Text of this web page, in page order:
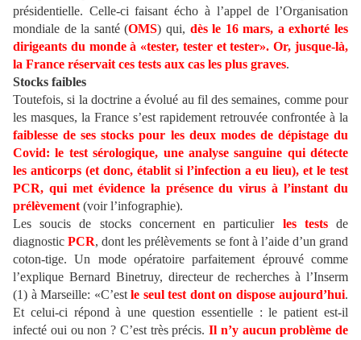
présidentielle. Celle-ci faisant écho à l’appel de l’Organisation
mondiale de la santé (OMS) qui, dès le 16 mars, a exhorté les
dirigeants du monde à «tester, tester et tester». Or, jusque-là,
la France réservait ces tests aux cas les plus graves.
Stocks faibles
Toutefois, si la doctrine a évolué au fil des semaines, comme pour
les masques, la France s’est rapidement retrouvée confrontée à la
faiblesse de ses stocks pour les deux modes de dépistage du
Covid: le test sérologique, une analyse sanguine qui détecte
les anticorps (et donc, établit si l’infection a eu lieu), et le test
PCR, qui met évidence la présence du virus à l’instant du
prélèvement (voir l’infographie).
Les soucis de stocks concernent en particulier les testsde
diagnostic PCR, dont les prélèvements se font à l’aide d’un grand
coton-tige. Un mode opératoire parfaitement éprouvé comme
l’explique Bernard Binetruy, directeur de recherches à l’Inserm
(1) à Marseille: «C’est le seul test dont on dispose aujourd’hui.
Et celui-ci répond à une question essentielle : le patient est-il
infecté oui ou non ? C’est très précis. Il n’y aucun problème de